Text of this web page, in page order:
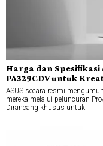
Harga dan Spesifikasi
PA329CDV untuk
ASUS secara resmi
mereka melalui peluncuran
Dirancang khusus untuk